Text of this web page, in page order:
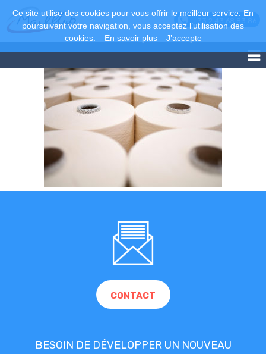
+33 2 43 68 83 86
CONTACT
BESOIN DE DÉVELOPPER UN NOUVEAU
Ce site utilise des cookies pour vous offrir le meilleur service. En
poursuivant votre navigation, vous acceptez l’utilisation des
cookies.
En savoir plus J’accepte